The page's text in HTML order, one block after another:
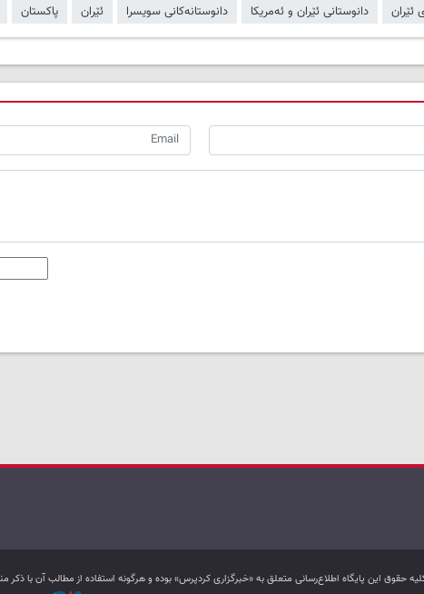
ئێران دانوستانی ئێران و ئەمریکا دانوستانەکانی سویسرا ئێران پاکستان
حقوق اين پایگاه اطلاع‌رسانی متعلق به «خبرگزاری کردپرس» بوده و هرگونه استفاده از مطالب آن با